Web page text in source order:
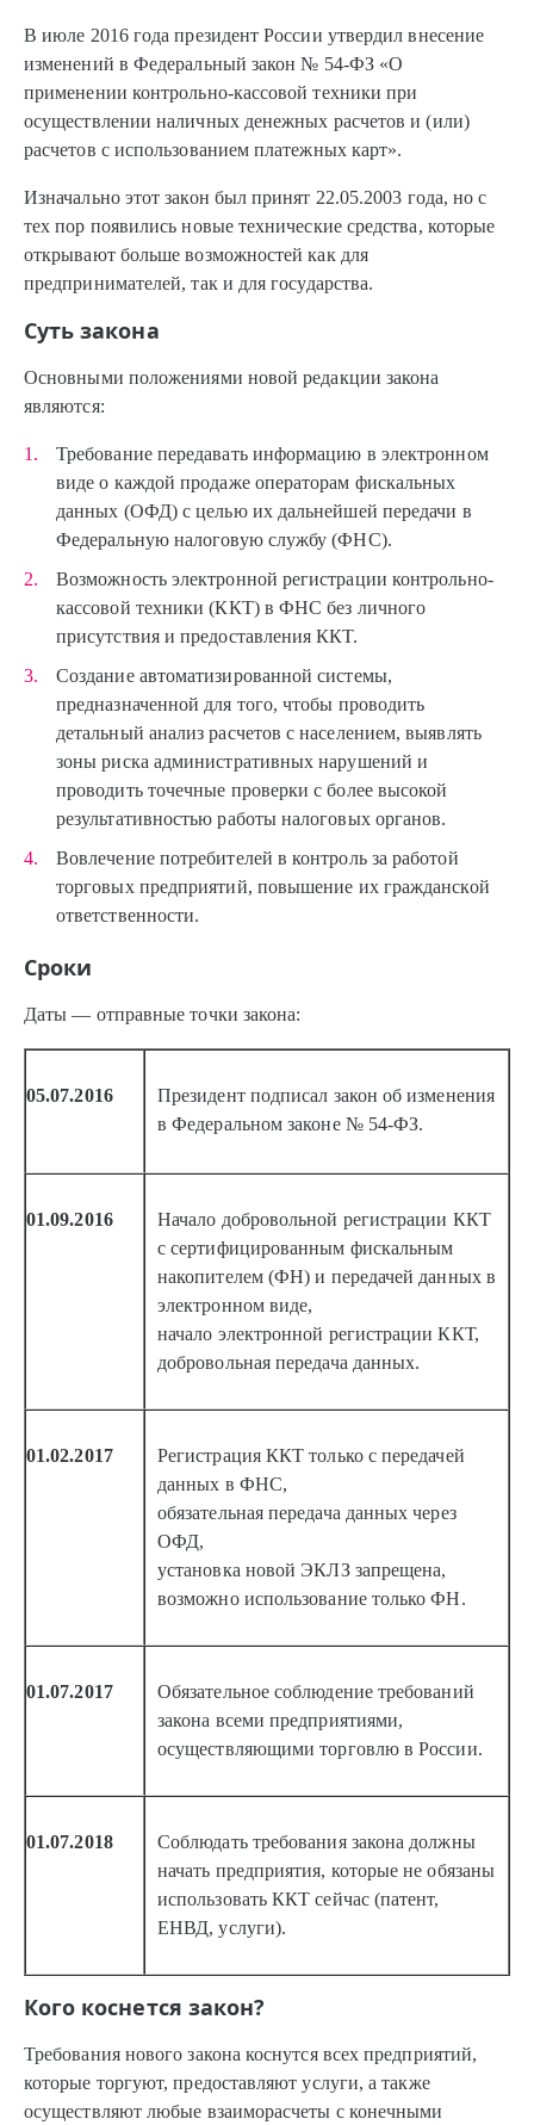
В июле 2016 года президент России утвердил внесение
изменений в Федеральный закон № 54-ФЗ«О
применении контрольно-кассовой техники при
осуществлении наличных денежных расчетов и (или)
расчетов с использованием платежных карт».
Изначально этот закон был принят 22.05.2003 года, но с
тех пор появились новые технические средства, которые
открывают больше возможностей как для
предпринимателей, так и для государства.
Суть закона
Основными положениями новой редакции закона
являются:
Требование передавать информацию в электронном
виде о каждой продаже операторам фискальных
данных (ОФД) с целью их дальнейшей передачи в
Федеральную налоговую службу (ФНС).
Возможность электронной регистрации контрольно-
кассовой техники (ККТ) в ФНС без личного
присутствия и предоставления ККТ.
Создание автоматизированной системы,
предназначенной для того, чтобы проводить
детальный анализ расчетов с населением, выявлять
зоны риска административных нарушений и
проводить точечные проверки с более высокой
результативностью работы налоговых органов.
Вовлечение потребителей в контроль за работой
торговых предприятий, повышение их гражданской
ответственности.
Сроки
Даты — отправные точки закона:
05.07.2016
Президент подписал закон об изменения
в Федеральном законе № 54-ФЗ.
01.09.2016
Начало добровольной регистрации ККТ
с сертифицированным фискальным
накопителем (ФН) и передачей данных в
электронном виде,
начало электронной регистрации ККТ,
добровольная передача данных.
01.02.2017
Регистрация ККТ только с передачей
данных в ФНС,
обязательная передача данных через
ОФД,
установка новой ЭКЛЗ запрещена,
возможно использование только ФН.
01.07.2017
Обязательное соблюдение требований
закона всеми предприятиями,
осуществляющими торговлю в России.
01.07.2018
Соблюдать требования закона должны
начать предприятия, которые не обязаны
использовать ККТ сейчас (патент,
ЕНВД, услуги).
Кого коснется закон?
Требования нового закона коснутся всех предприятий,
которые торгуют, предоставляют услуги, а также
осуществляют любые взаиморасчеты с конечными